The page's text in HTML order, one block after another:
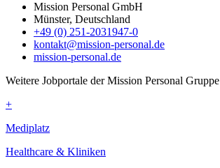
Mission Personal GmbH
Münster, Deutschland
+49 (0) 251-2031947-0
kontakt@mission-personal.de
mission-personal.de
Weitere Jobportale der Mission Personal Gruppe
+
Mediplatz
Healthcare & Kliniken